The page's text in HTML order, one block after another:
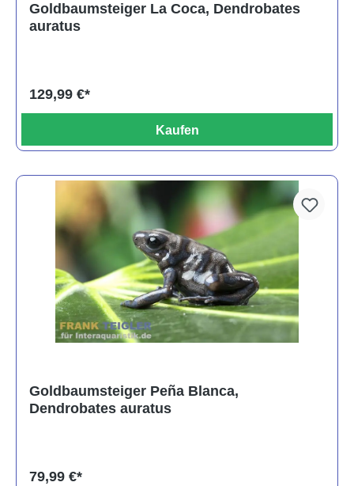
Goldbaumsteiger La Coca, Dendrobates
auratus
129,99 €*
Kaufen
Goldbaumsteiger Peña Blanca,
Dendrobates auratus
79,99 €*